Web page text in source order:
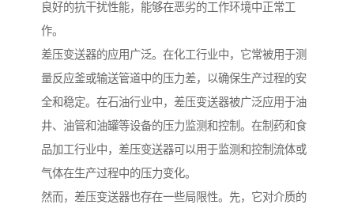
良好的抗干扰性能，能够在恶劣的工作环境中正常工
作。
差压变送器的应用广泛。在化工行业中，它常被用于测
量反应釜或输送管道中的压力差，以确保生产过程的安
全和稳定。在石油行业中，差压变送器被广泛应用于油
井、油管和油罐等设备的压力监测和控制。在制药和食
品加工行业中，差压变送器可以用于监测和控制流体或
气体在生产过程中的压力变化。
然而，差压变送器也存在一些局限性。先，它对介质的